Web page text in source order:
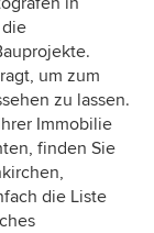
um zum
zu lassen.
Immobilie
finden Sie
die Liste